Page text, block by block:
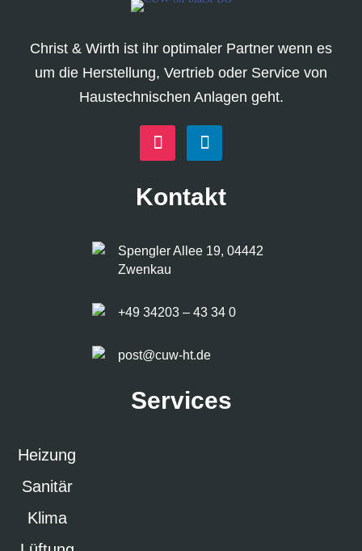
Christ & Wirth ist ihr optimaler Partner wenn es
um die Herstellung, Vertrieb oder Service von
Haustechnischen Anlagen geht.
Kontakt
Spengler Allee 19, 04442
Zwenkau
+49 34203 – 43 34 0
post@cuw-ht.de
Services
Heizung
Sanitär
Klima